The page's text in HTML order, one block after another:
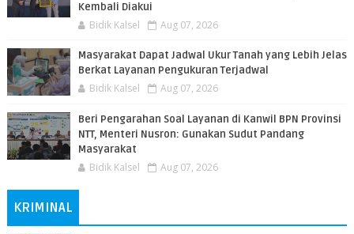
Kembali Diakui
Bidik Kalsel Aug 07, 2026
Masyarakat Dapat Jadwal Ukur Tanah yang Lebih Jelas
Berkat Layanan Pengukuran Terjadwal
Bidik Kalsel Aug 07, 2026
Beri Pengarahan Soal Layanan di Kanwil BPN Provinsi
NTT, Menteri Nusron: Gunakan Sudut Pandang
Masyarakat
Bidik Kalsel Aug 07, 2026
KRIMINAL